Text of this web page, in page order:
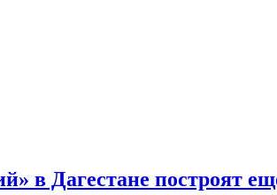
в Дагестане построят